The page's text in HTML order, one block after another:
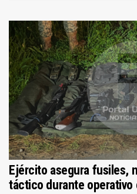
Ejército asegura fusiles,
táctico durante operativo